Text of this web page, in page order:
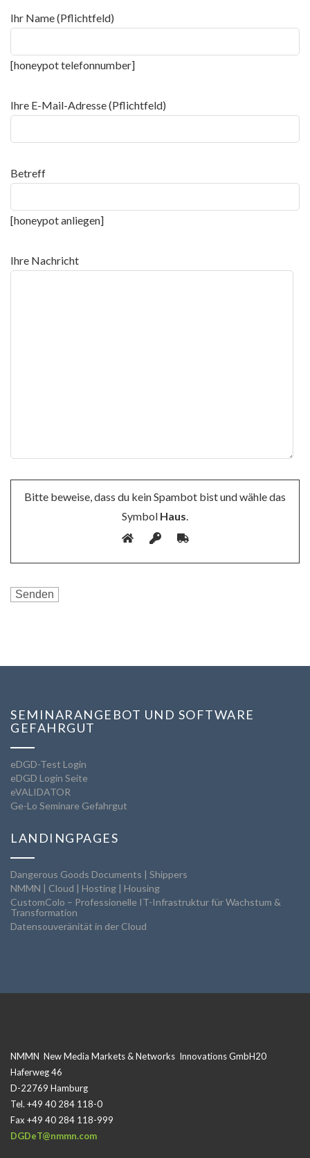
Ihr Name (Pflichtfeld)
[honeypot telefonnumber]
Ihre E-Mail-Adresse (Pflichtfeld)
Betreff
[honeypot anliegen]
Ihre Nachricht
Bitte beweise, dass du kein Spambot bist und wähle das
Symbol Haus.
SEMINARANGEBOT UND SOFTWARE
GEFAHRGUT
eDGD-Test Login
eDGD Login Seite
eVALIDATOR
Ge-Lo Seminare Gefahrgut
LANDINGPAGES
Dangerous Goods Documents | Shippers
NMMN | Cloud | Hosting | Housing
CustomColo – Professionelle IT-Infrastruktur für Wachstum &
Transformation
Datensouveränität in der Cloud
NMMN New Media Markets & Networks Innovations GmbH20
Haferweg 46
D-22769 Hamburg
Tel. +49 40 284 118-0
Fax +49 40 284 118-999
DGDeT@nmmn.com